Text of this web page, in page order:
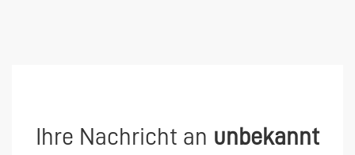
Ihre Nachricht an unbekannt